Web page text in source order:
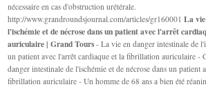
nécessaire en cas d'obstruction urétérale.
http://www.grandroundsjournal.com/articles/gr160001La
l'ischémie et de nécrose dans un patient avec l'arrêt
auriculaire | Grand Tours - La vie en danger intestinale de
un patient avec l'arrêt cardiaque et la fibrillation auriculaire -
danger intestinale de l'ischémie et de nécrose dans un patient
fibrillation auriculaire - Un homme de 68 ans a bien été